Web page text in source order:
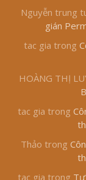
Nguyễn trung
gián
tac gia trong
HOÀNG THỊ
tac gia trong
Thảo trong
tac gia trong